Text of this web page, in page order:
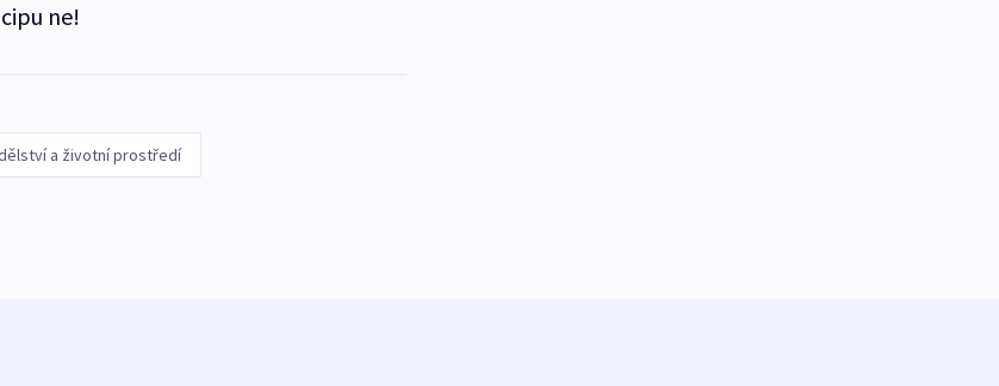
ne!
a životní prostředí